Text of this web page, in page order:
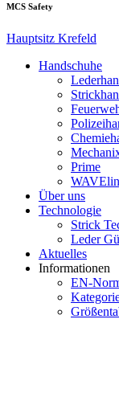
MCS Safety
Hauptsitz Krefeld
Handschuhe
Prime
Über uns
Technologie
Strick
Leder
Aktuelles
Informationen
EN-